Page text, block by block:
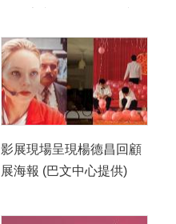
中心提供)
影展現場呈現楊德昌回顧
展海報 (巴文中心提供)